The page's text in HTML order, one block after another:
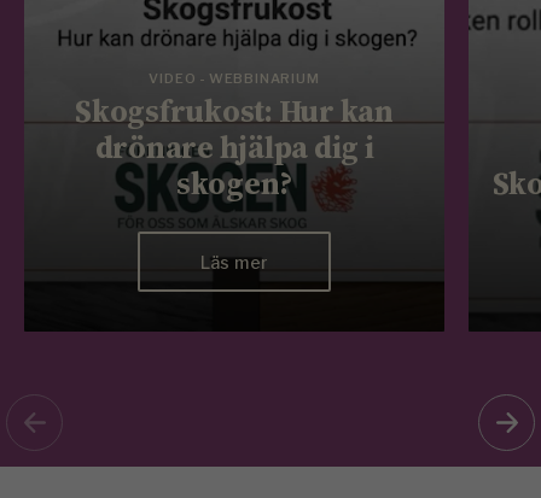
VIDEO - WEBBINARIUM
Skogsfrukost: Hur kan
drönare hjälpa dig i
skogen?
Läs mer